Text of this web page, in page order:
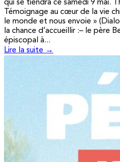
qui se tiendra ce samedi 9 mai.
Témoignage au cœur de la vie
le monde et nous envoie »
la chance d’accueillir :– le père
épiscopal à...
Lire la suite →